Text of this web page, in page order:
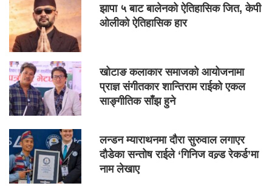
झापा ५ बाट बालेनको ऐतिहासिक जित, केपी
ओलीको ऐतिहासिक हार
खोटाङ कलाकार समाजको आयोजनामा
प्राज्ञ संगीतकार शान्तिराम राईको एकल
साङ्गीतिक साँझ हुने
लन्डन म्याराथनमा दौरा सुरुवाल लगाएर
दौडेका सन्तोष राईले ‘गिनिज वल्र्ड रेकर्ड’मा
नाम लेखाए